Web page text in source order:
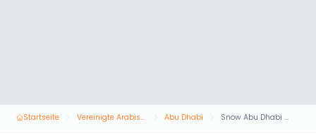
Startseite Vereinigte Arabische Emirate Abu Dhabi Snow Abu Dhabi Tickets